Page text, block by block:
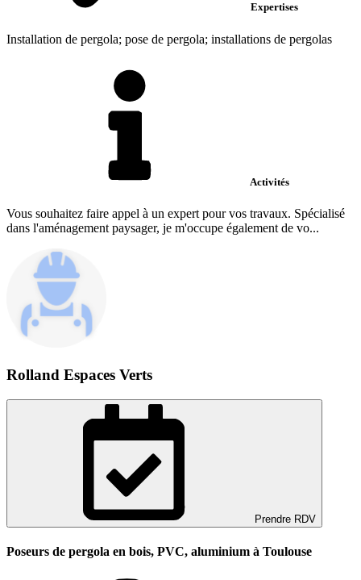
Expertises
Installation de pergola; pose de pergola; installations de pergolas
Activités
Vous souhaitez faire appel à un expert pour vos travaux. Spécialisé
dans l'aménagement paysager, je m'occupe également de vo...
Rolland Espaces Verts
Prendre RDV
Poseurs de pergola en bois, PVC, aluminium à Toulouse